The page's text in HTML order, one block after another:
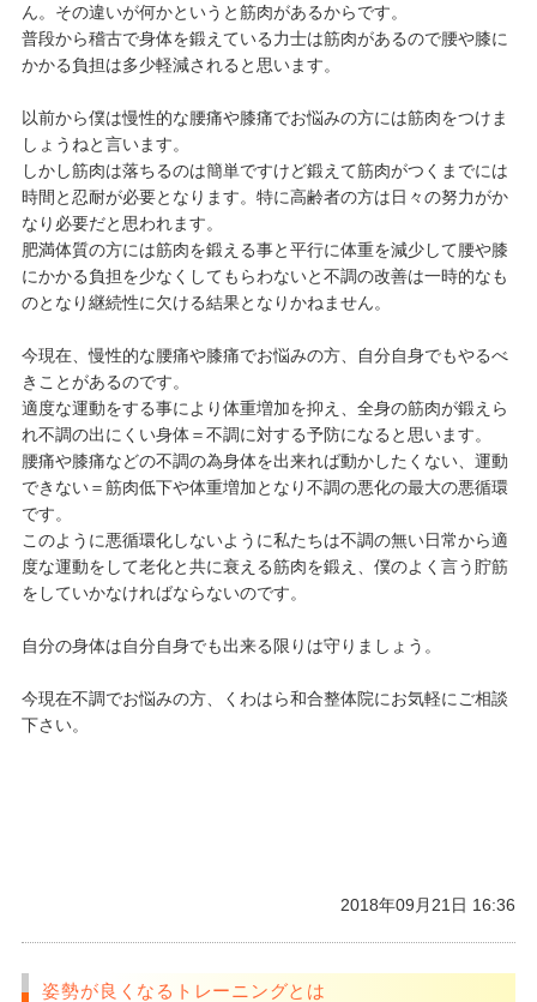
ん。その違いが何かというと筋肉があるからです。
普段から稽古で身体を鍛えている力士は筋肉があるので腰や膝に
かかる負担は多少軽減されると思います。
以前から僕は慢性的な腰痛や膝痛でお悩みの方には筋肉をつけま
しょうねと言います。
しかし筋肉は落ちるのは簡単ですけど鍛えて筋肉がつくまでには
時間と忍耐が必要となります。特に高齢者の方は日々の努力がか
なり必要だと思われます。
肥満体質の方には筋肉を鍛える事と平行に体重を減少して腰や膝
にかかる負担を少なくしてもらわないと不調の改善は一時的なも
のとなり継続性に欠ける結果となりかねません。
今現在、慢性的な腰痛や膝痛でお悩みの方、自分自身でもやるべ
きことがあるのです。
適度な運動をする事により体重増加を抑え、全身の筋肉が鍛えら
れ不調の出にくい身体＝不調に対する予防になると思います。
腰痛や膝痛などの不調の為身体を出来れば動かしたくない、運動
できない＝筋肉低下や体重増加となり不調の悪化の最大の悪循環
です。
このように悪循環化しないように私たちは不調の無い日常から適
度な運動をして老化と共に衰える筋肉を鍛え、僕のよく言う貯筋
をしていかなければならないのです。
自分の身体は自分自身でも出来る限りは守りましょう。
今現在不調でお悩みの方、くわはら和合整体院にお気軽にご相談
下さい。
2018年09月21日 16:36
姿勢が良くなるトレーニングとは